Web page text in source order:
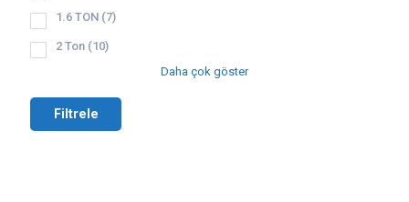
1.6 TON (7)
2 Ton (10)
Daha çok göster
Filtrele